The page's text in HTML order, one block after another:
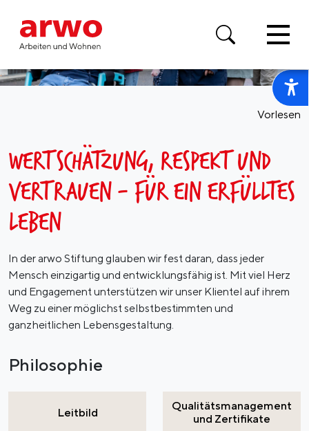
Vorlesen
WERTSCHÄTZUNG, RESPEKT UND
VERTRAUEN - FÜR EIN ERFÜLLTES
LEBEN
In der arwo Stiftung glauben wir fest daran, dass jeder
Mensch einzigartig und entwicklungsfähig ist. Mit viel Herz
und Engagement unterstützen wir unser Klientel auf ihrem
Weg zu einer möglichst selbstbestimmten und
ganzheitlichen Lebensgestaltung.
Philosophie
Leitbild
Qualitätsmanagement
und Zertifikate